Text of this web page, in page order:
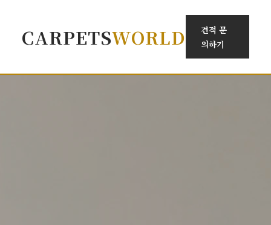
CARPETSWORLD
견적 문
의하기